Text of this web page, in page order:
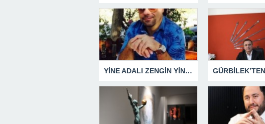
YİNE ADALI ZENGİN YİNE BEN DEDİ